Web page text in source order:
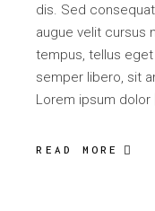
dis. Sed
augue velit cursus
tempus, tellus
semper libero, sit
Lorem ipsum dolor
READ MORE